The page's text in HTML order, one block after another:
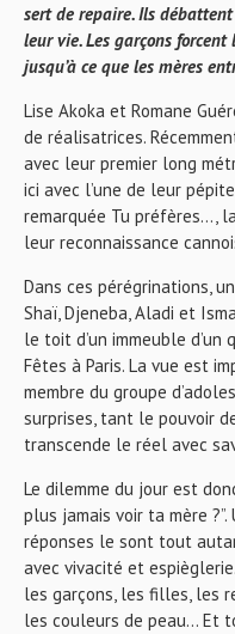
sert de repaire. Ils
leur vie. Les garçons
jusqu’à ce que les mères
Lise Akoka et Romane
de réalisatrices.
avec leur premier long
ici avec l’une de leur
remarquée Tu préfères…,
leur reconnaissance
Dans ces pérégrinations,
Shaï, Djeneba, Aladi et
le toit d’un immeuble
Fêtes à Paris. La vue est
membre du groupe
surprises, tant le pouvoir
transcende le réel avec
Le dilemme du jour est
plus jamais voir ta mère
réponses le sont tout
avec vivacité et
les garçons, les filles, les
les couleurs de peau… Et